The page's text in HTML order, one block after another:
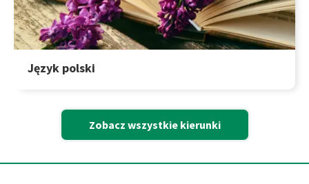
Język polski
Zobacz wszystkie kierunki